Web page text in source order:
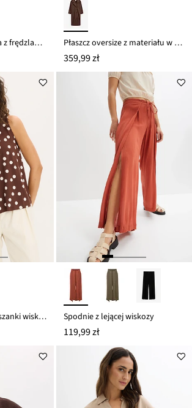
Sukienka dzianinowa z frędzlami na dole Płaszcz oversize z materiału w optyce wełny
359,99 zł
Top z dżerseju z mieszanki wiskozy Spodnie z lejącej wiskozy
119,99 zł